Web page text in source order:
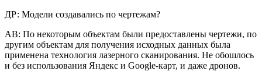
ДР: Модели создавались по чертежам?
АВ: По некоторым объектам были предоставлены чертежи, по
другим объектам для получения исходных данных была
применена технология лазерного сканирования. Не обошлось
и без использования Яндекс и Google-карт, и даже дронов.